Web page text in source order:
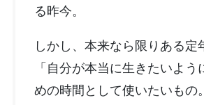
る昨今。
しかし、本来なら限りある定
「自分が本当に生きたいよう
めの時間として使いたいもの。